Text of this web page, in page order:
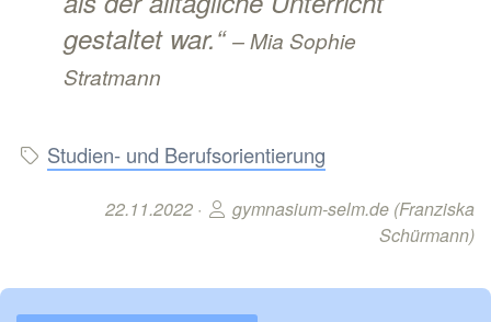
gestaltet war.“– Mia Sophie
Stratmann
Studien- und Berufsorientierung
22.11.2022 ·
gymnasium-selm.de (Franziska
Schürmann)